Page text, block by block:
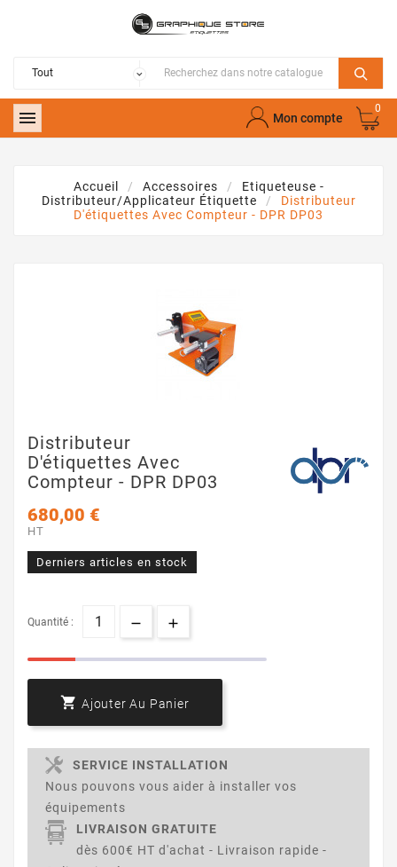
 Mon compte
0
Accueil Accessoires
Etiqueteuse -
Distributeur/applicateur Étiquette
Distributeur
D'étiquettes Avec Compteur - DPR DP03
Distributeur
D'étiquettes Avec
Compteur - DPR DP03
680,00 €
HT
Derniers articles en stock
Quantité :
 Ajouter Au Panier
SERVICE INSTALLATION
Nous pouvons vous aider à installer vos
équipements
LIVRAISON GRATUITE
dès 600€ HT d'achat - Livraison rapide -